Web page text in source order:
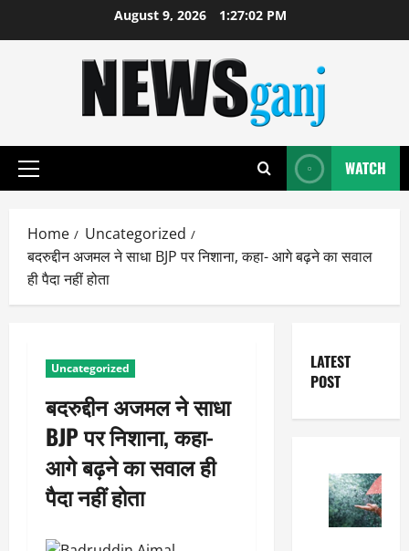
August 9, 2026 1:27:03 PM
Primary
WATCH
Home
Uncategorized
बदरुद्दीन अजमल ने साधा BJP पर निशाना, कहा- आगे बढ़ने का सवाल
ही पैदा नहीं होता
Uncategorized
बदरुद्दीन अजमल ने साधा
BJP पर निशाना, कहा-
आगे बढ़ने का सवाल ही
पैदा नहीं होता
LATEST
POST